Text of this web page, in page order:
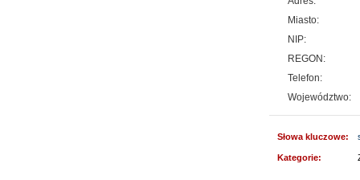
Sklep lema24. pl funkcjonuje
innych rodzajów odzieży.
Jest to zarówno odzież
znajdzie dla siebie
Kwant-Lab -
Akredytowane laboratorium
odwiedzić każdy, kogo
Miasto:
NIP:
REGON:
Telefon:
Województwo:
Słowa kluczowe:
Kategorie: